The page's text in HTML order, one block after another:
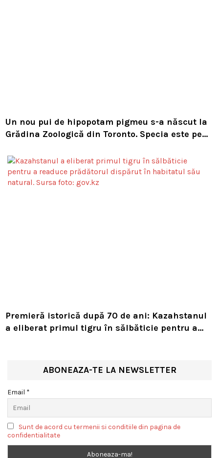
Un nou pui de hipopotam pigmeu s-a născut la
Grădina Zoologică din Toronto. Specia este pe
Premieră istorică după 70 de ani: Kazahstanul
a eliberat primul tigru în sălbăticie pentru a
ABONEAZA-TE LA NEWSLETTER
Email *
Sunt de acord cu termenii si conditiile din pagina de
confidentialitate